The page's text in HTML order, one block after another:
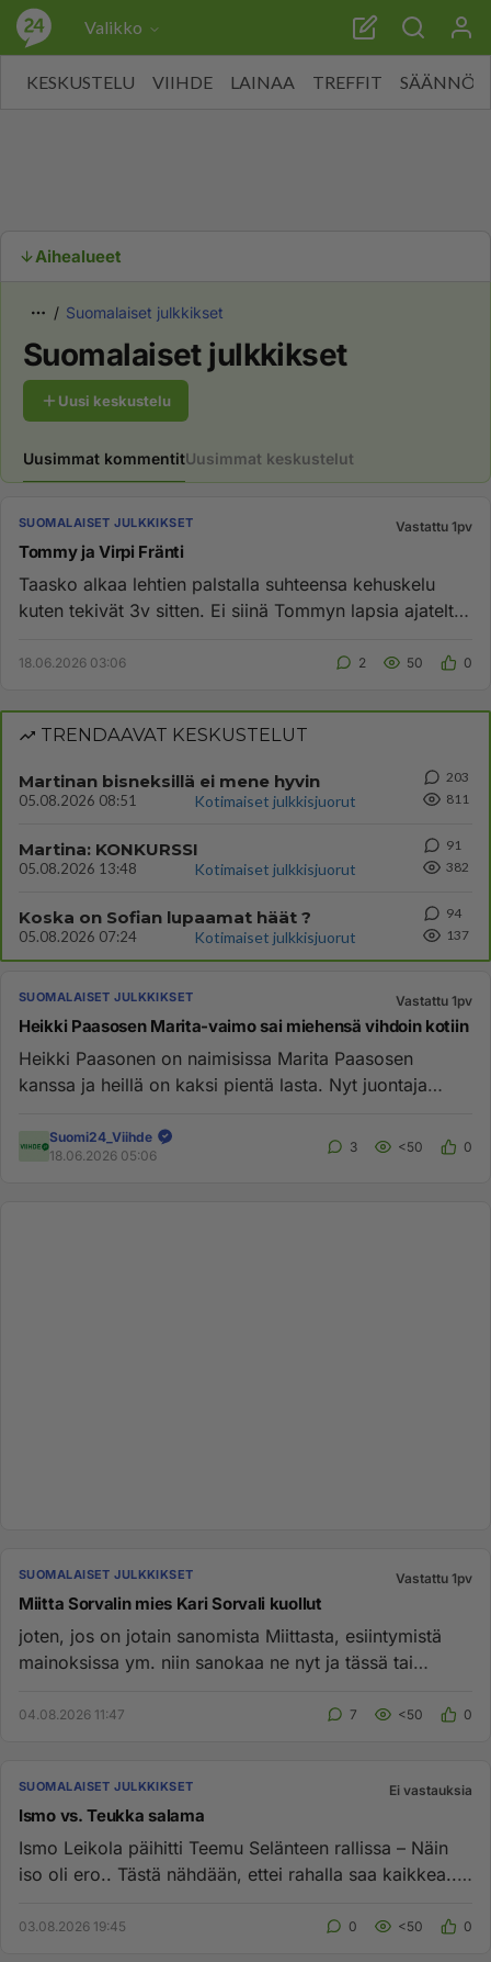
Valikko
KESKUSTELU VIIHDE LAINAA TREFFIT SÄÄNNÖT
Aihealueet
Suomalaiset julkkikset
Suomalaiset julkkikset
Uusi keskustelu
Uusimmat kommentitUusimmat keskustelut
SUOMALAISET JULKKIKSET Vastattu 1pv
Tommy ja Virpi Fränti
Taasko alkaa lehtien palstalla suhteensa kehuskelu
kuten tekivät 3v sitten. Ei siinä Tommyn lapsia ajateltu
18.06.2026 03:06 2 50 0
TRENDAAVAT KESKUSTELUT
Martinan bisneksillä ei mene hyvin
05.08.2026 08:51 Kotimaiset julkkisjuorut
203
811
Martina: KONKURSSI
05.08.2026 13:48 Kotimaiset julkkisjuorut
91
382
Koska on Sofian lupaamat häät ?
05.08.2026 07:24 Kotimaiset julkkisjuorut
94
137
SUOMALAISET JULKKIKSET Vastattu 1pv
Heikki Paasosen Marita-vaimo sai miehensä vihdoin kotiin
Heikki Paasonen on naimisissa Marita Paasosen
kanssa ja heillä on kaksi pientä lasta. Nyt juontaja
Suomi24_Viihde
18.06.2026 05:06
3 <50 0
SUOMALAISET JULKKIKSET Vastattu 1pv
Miitta Sorvalin mies Kari Sorvali kuollut
joten, jos on jotain sanomista Miittasta, esiintymistä
mainoksissa ym. niin sanokaa ne nyt ja tässä tai
04.08.2026 11:47 7 <50 0
SUOMALAISET JULKKIKSET Ei vastauksia
Ismo vs. Teukka salama
Ismo Leikola päihitti Teemu Selänteen rallissa – Näin
iso oli ero.. Tästä nähdään, ettei rahalla saa kaikkea..
03.08.2026 19:45 0 <50 0